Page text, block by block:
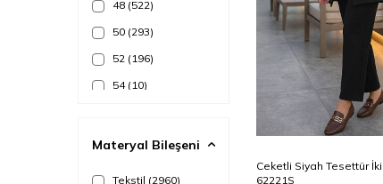
48 (522)
50 (293)
52 (196)
54 (10)
1
Materyal Bileşeni
Tekstil (2960)
40
Cart
Ceketli Siyah Tesettür
62221S